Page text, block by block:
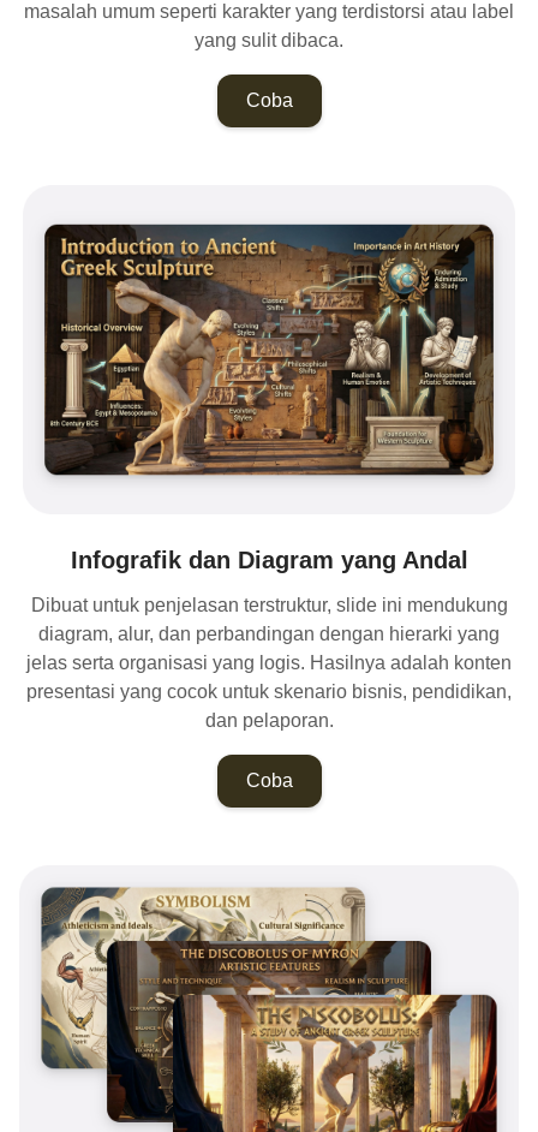
masalah umum seperti karakter yang terdistorsi atau label
yang sulit dibaca.
Coba
Infografik dan Diagram yang Andal
Dibuat untuk penjelasan terstruktur, slide ini mendukung
diagram, alur, dan perbandingan dengan hierarki yang
jelas serta organisasi yang logis. Hasilnya adalah konten
presentasi yang cocok untuk skenario bisnis, pendidikan,
dan pelaporan.
Coba